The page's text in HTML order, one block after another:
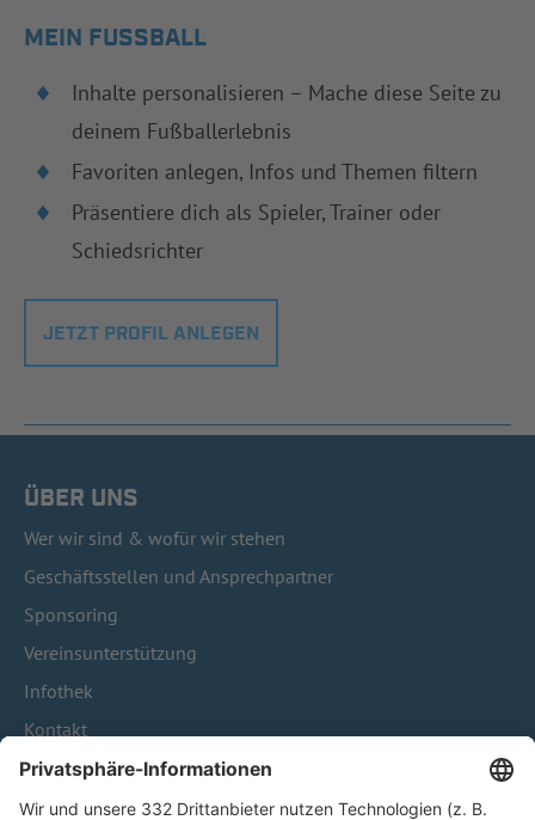
MEIN FUSSBALL
Inhalte personalisieren – Mache diese Seite zu
deinem Fußballerlebnis
Favoriten anlegen, Infos und Themen filtern
Präsentiere dich als Spieler, Trainer oder
Schiedsrichter
JETZT PROFIL ANLEGEN
ÜBER UNS
Wer wir sind & wofür wir stehen
Geschäftsstellen und Ansprechpartner
Sponsoring
Vereinsunterstützung
Infothek
Kontakt
HÄUFIG BESUCHTE SEITEN